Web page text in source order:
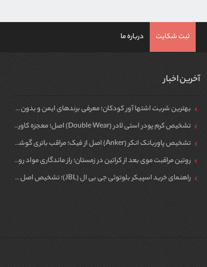
ثبت شکایت درباره ما
آخرین اخبار
بهترین شربت اشتها آور کودکان؛ معرفی برندهای ایمن و بدون سیپروهپتادین
تشخیص کرم پودر استی لادر (Double Wear) اصل؛ معجزه کاور برای پوست
تشخیص پاوربانک انکر (Anker) اصل از فیک؛ مراقب باتری گوشی خود باشید!
روتین مراقبت موی بعد از کراتین در زمستان؛ راز ماندگاری مواد روی مو
راهنمای خرید اسپیکر بلوتوثی جی بی ال (JBL)؛ تشخیص اصل از فیک برای مهمونی